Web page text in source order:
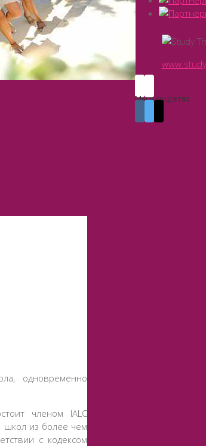
одновременно
членом IALC
школ из более чем
с кодексом
Мы в соцсетях